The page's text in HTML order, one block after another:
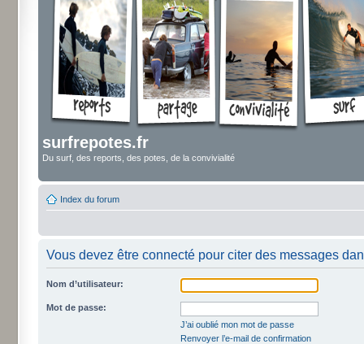
surfrepotes.fr
Du surf, des reports, des potes, de la convivialité
Index du forum
Vous devez être connecté pour citer des messages
Nom d’utilisateur:
Mot de passe:
J’ai oublié mon mot de passe
Renvoyer l’e-mail de confirmation